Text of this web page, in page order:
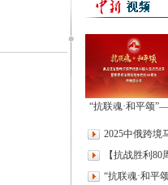
“抗联魂·和平颂
念中国人民抗日战
世界反法西斯战争
80周年交响音乐
2025中俄跨境
【抗战胜利
“抗联魂·和平